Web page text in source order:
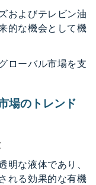
およびテレビン油
的な機会として機
ローバル市場を支
場のトレンド
明な液体であり、
れる効果的な有機